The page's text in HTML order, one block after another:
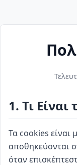
1. Τι Είναι
Τα cookies είναι
αποθηκεύονται
όταν